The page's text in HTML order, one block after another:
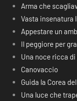
Arma che
Vasta insenatura
Appestare un
Il peggiore per
Una noce ricca
Canovaccio
Guida la Corea
Una luce che